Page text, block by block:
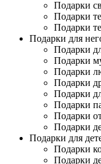
Подарки
Подарки
Подарки
Подарки для
Подарки
Подарки
Подарки
Подарки
Подарки
Подарки
Подарки
Подарки
Подарки для
Подарки
Подарки